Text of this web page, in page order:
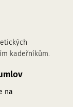
kadeřníkům.
na